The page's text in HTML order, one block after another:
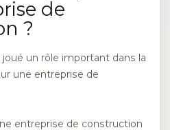
de
?
un rôle important dans la
une entreprise de
entreprise de construction